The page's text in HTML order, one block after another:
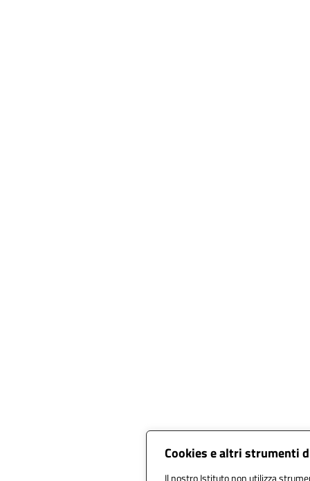
Cookies e altri strumenti
Il nostro Istituto non utilizza